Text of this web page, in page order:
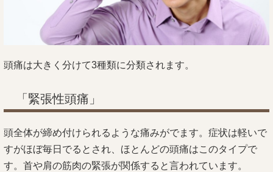
頭痛は大きく分けて3種類に分類されます。
「緊張性頭痛」
頭全体が締め付けられるような痛みがでます。症状は軽いで
すがほぼ毎日でるとされ、ほとんどの頭痛はこのタイプで
す。首や肩の筋肉の緊張が関係すると言われています。